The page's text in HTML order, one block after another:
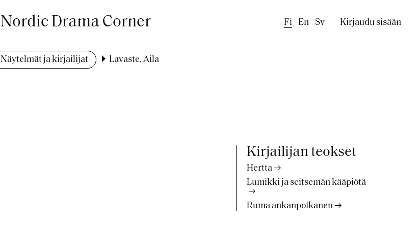
Nordic Drama Corner Fi En Sv Kirjaudu sisään
Näytelmät ja kirjailijat Lavaste, Aila
Kirjailijan teokset
Hertta
Lumikki ja seitsemän kääpiötä
Ruma ankanpoikanen